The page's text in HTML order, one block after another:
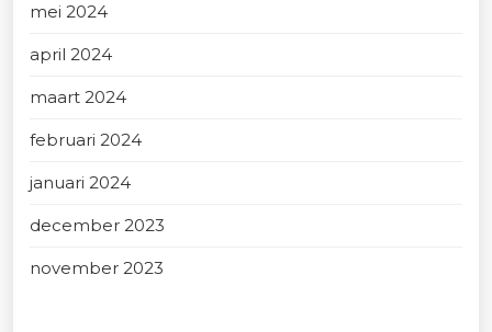
mei 2024
april 2024
maart 2024
februari 2024
januari 2024
december 2023
november 2023